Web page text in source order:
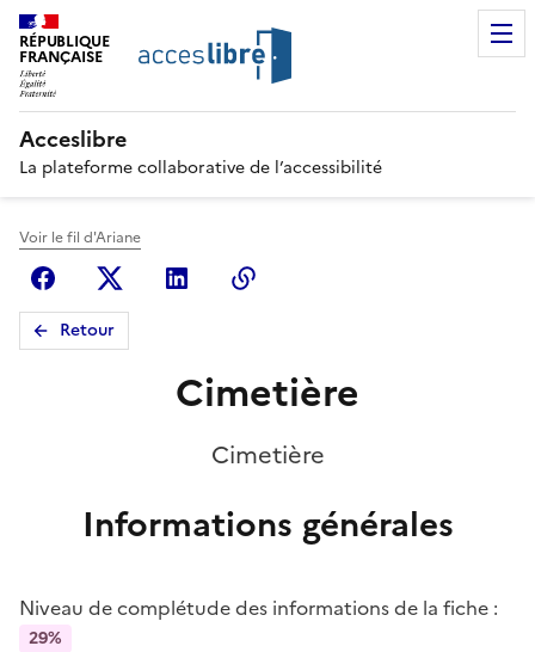
RÉPUBLIQUE
FRANÇAISE
Acceslibre
La plateforme collaborative de l’accessibilité
Voir le fil d'Ariane
FacebookX (anciennement Twitter)
Linkedin
Retour
Cimetière
Cimetière
Informations générales
Niveau de complétude des informations de la fiche :
29%